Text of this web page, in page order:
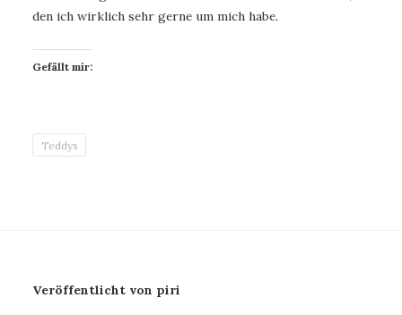
den ich wirklich sehr gerne um mich habe.
Gefällt mir:
Teddys
Veröffentlicht von piri